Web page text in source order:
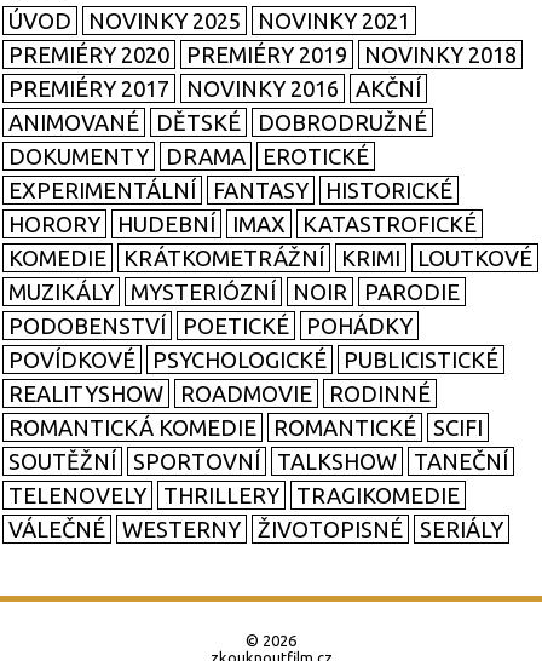
ÚVOD NOVINKY 2025
NOVINKY 2021
PREMIÉRY 2020
PREMIÉRY 2019
NOVINKY 2018
PREMIÉRY 2017
NOVINKY 2016
AKČNÍ
ANIMOVANÉ
DĚTSKÉ
DOBRODRUŽNÉ
DOKUMENTY
DRAMA
EROTICKÉ
EXPERIMENTÁLNÍ
FANTASY
HISTORICKÉ
HORORY
HUDEBNÍ IMAX
KATASTROFICKÉ
KOMEDIE
KRÁTKOMETRÁŽNÍ KRIMI
LOUTKOVÉ
MUZIKÁLY
MYSTERIÓZNÍ NOIR
PARODIE
PODOBENSTVÍ
POETICKÉ
POHÁDKY
POVÍDKOVÉ
PSYCHOLOGICKÉ
PUBLICISTICKÉ
REALITYSHOW
ROADMOVIE
RODINNÉ
ROMANTICKÁ KOMEDIE
ROMANTICKÉ
SCIFI
SOUTĚŽNÍ
SPORTOVNÍ TALKSHOW
TANEČNÍ
TELENOVELY
THRILLERY
TRAGIKOMEDIE
VÁLEČNÉ
WESTERNY ŽIVOTOPISNÉ SERIÁLY
© 2026